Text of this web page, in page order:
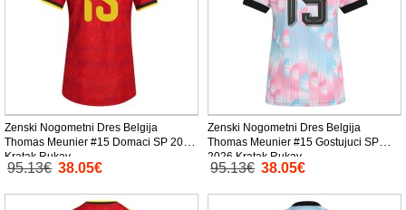
Zenski Nogometni Dres Belgija
Thomas Meunier #15 Domaci SP 2026
Kratak Rukav
95.13€ 38.05€
Zenski Nogometni Dres Belgija
Thomas Meunier #15 Gostujuci SP
2026 Kratak Rukav
95.13€ 38.05€